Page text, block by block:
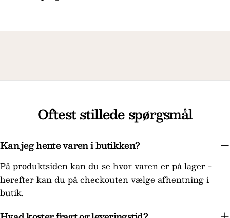
Oftest stillede spørgsmål
Kan jeg hente varen i butikken?
På produktsiden kan du se hvor varen er på lager -
herefter kan du på checkouten vælge afhentning i
butik.